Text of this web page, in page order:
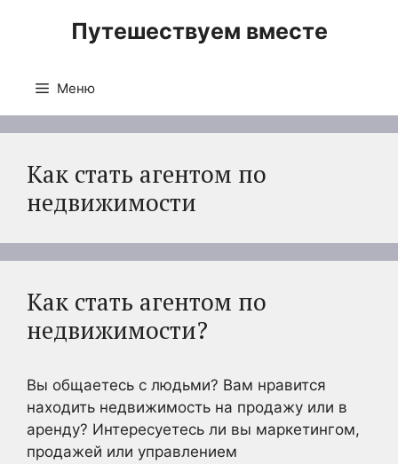
Путешествуем вместе
Меню
Как стать агентом по
недвижимости
Как стать агентом по
недвижимости?
Вы общаетесь с людьми? Вам нравится
находить недвижимость на продажу или в
аренду? Интересуетесь ли вы маркетингом,
продажей или управлением